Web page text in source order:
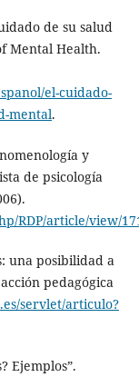
de su salud
Mental Health.
el-cuidado-
mental.
y
de psicología
RDP/article/view/
una posibilidad a
pedagógica
servlet/articulo?
Ejemplos”.